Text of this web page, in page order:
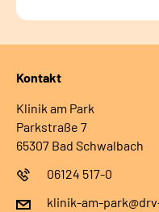
Kontakt
Klinik am Park
Parkstraße 7
65307 Bad Schwalbach
06124 517-0
klinik-am-